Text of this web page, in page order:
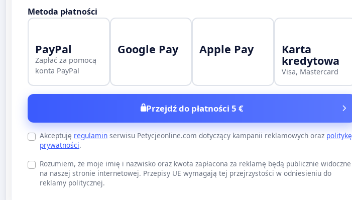
Metoda płatności
PayPal
Zapłać za pomocą
konta PayPal
Google Pay Apple Pay Karta
kredytowa
Visa, Mastercard
Przejdź do płatności 5 €
Akceptuję regulamin serwisu Petycjeonline.com dotyczący kampanii reklamowych oraz politykę
prywatności.
Rozumiem, że moje imię i nazwisko oraz kwota zapłacona za reklamę będą publicznie widoczne
na naszej stronie internetowej. Przepisy UE wymagają tej przejrzystości w odniesieniu do
reklamy politycznej.